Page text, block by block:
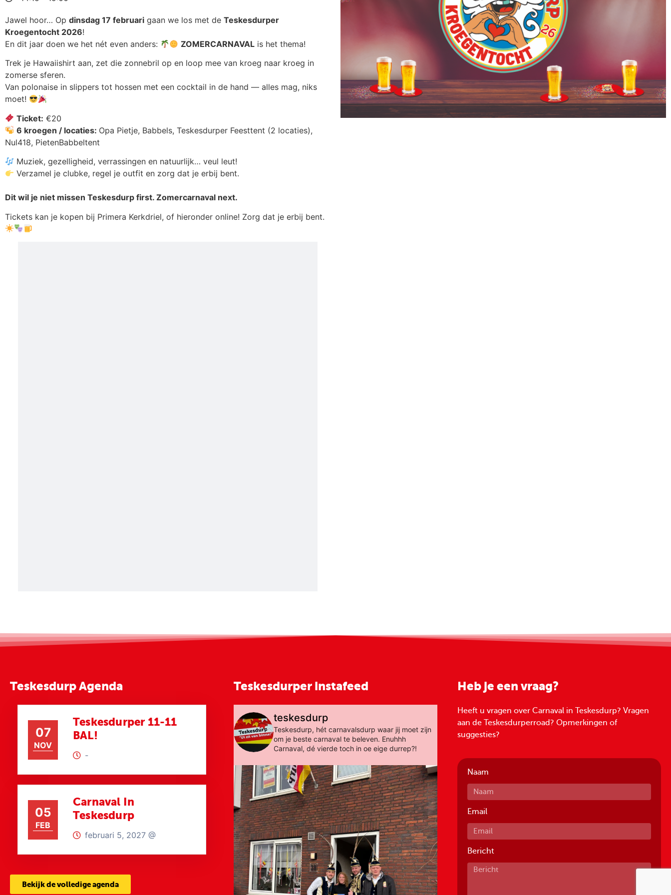
Jawel hoor… Op dinsdag 17 februari gaan we los met de Teskesdurper
Kroegentocht 2026!
En dit jaar doen we het nét even anders:
ZOMERCARNAVAL is het thema!
Trek je Hawaiishirt aan, zet die zonnebril op en loop mee van kroeg naar kroeg in
zomerse sferen.
Van polonaise in slippers tot hossen met een cocktail in de hand — alles mag, niks
moet!
Ticket: €20
6 kroegen / locaties: Opa Pietje, Babbels, Teskesdurper Feesttent (2 locaties),
Nul418, PietenBabbeltent
Muziek, gezelligheid, verrassingen en natuurlijk… veul leut!
Verzamel je clubke, regel je outfit en zorg dat je erbij bent.
Dit wil je niet missen Teskesdurp first. Zomercarnaval next.
Tickets kan je kopen bij Primera Kerkdriel, of hieronder online! Zorg dat je erbij bent.
Teskesdurp Agenda
07
NOV
Teskesdurper 11-11
BAL!
-
05
FEB
Carnaval In
Teskesdurp
februari 5, 2027 @
Bekijk de volledige agenda
Teskesdurper instafeed
teskesdurp
Teskesdurp, hét carnavalsdurp waar jij moet zijn
om je beste carnaval te beleven. Enuhhh
Carnaval, dé vierde toch in oe eige durrep?!
Heb je een vraag?
Heeft u vragen over Carnaval in Teskesdurp? Vragen
aan de Teskesdurperroad? Opmerkingen of
suggesties?
Naam
Email
Bericht